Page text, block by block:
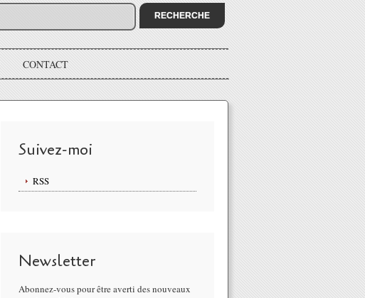
CONTACT
Suivez-moi
RSS
Newsletter
Abonnez-vous pour être averti des nouveaux